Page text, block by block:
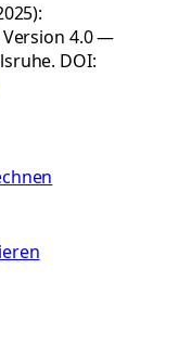
Version 4.0 —
DOI: